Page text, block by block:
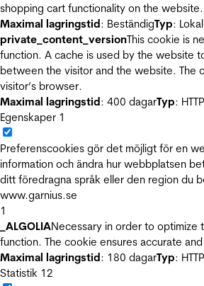
shopping cart functionality on the website.
Maximal lagringstid: BeständigTyp:
private_content_versionThis cookie is
function. A cache is used by the website
between the visitor and the website. The
visitor’s browser.
Maximal lagringstid: 400 dagarTyp:
Egenskaper 1
Preferenscookies gör det möjligt för en
information och ändra hur webbplatsen
ditt föredragna språk eller den region du
www.garnius.se
1
_ALGOLIANecessary in order to optimize
function. The cookie ensures accurate
Maximal lagringstid: 180 dagarTyp:
Statistik 12